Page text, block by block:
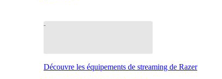
Découvre les équipements de streaming de Razer